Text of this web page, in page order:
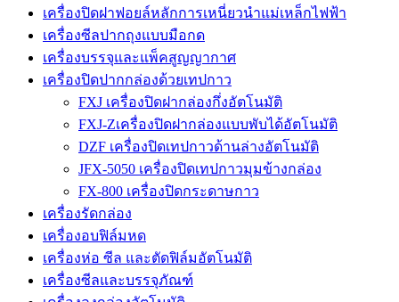
เครื่องปิดฝาฟอยล์หลักการเหนี่ยวนำแม่เหล็กไฟฟ้า
เครื่องซีลปากถุงแบบมือกด
เครื่องบรรจุและแพ็คสูญญากาศ
เครื่องปิดปากกล่องด้วยเทปกาว
FXJ เครื่องปิดฝากล่องกึ่งอัตโนมัติ
FXJ-Zเครื่องปิดฝากล่องแบบพับได้อัตโนมัติ
DZF เครื่องปิดเทปกาวด้านล่างอัตโนมัติ
JFX-5050 เครื่องปิดเทปกาวมุมข้างกล่อง
FX-800 เครื่องปิดกระดาษกาว
เครื่องรัดกล่อง
เครื่องอบฟิล์มหด
เครื่องห่อ ซีล และตัดฟิล์มอัตโนมัติ
เครื่องซีลและบรรจุภัณฑ์